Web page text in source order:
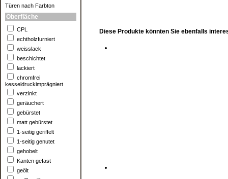
Diese Produkte könnten Sie ebenfalls
Türen nach Farbton
Oberfläche
CPL
echtholzfurniert
weisslack
beschichtet
lackiert
chromfrei
kesseldruckimprägniert
verzinkt
geräuchert
gebürstet
matt gebürstet
1-seitig geriffelt
1-seitig genutet
gehobelt
Kanten gefast
geölt